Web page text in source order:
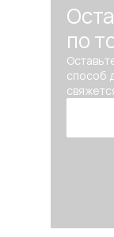
по
способ